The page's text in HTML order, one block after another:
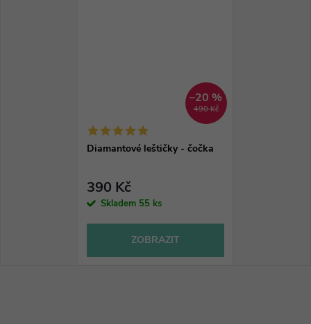
490 Kč
–20 %
Diamantové leštičky - čočka
390 Kč
Skladem 55 ks
ZOBRAZIT